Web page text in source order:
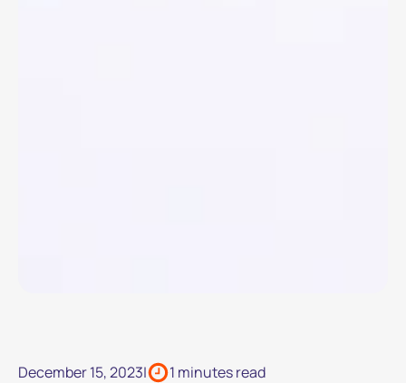
December 15, 2023| 1 minutes read